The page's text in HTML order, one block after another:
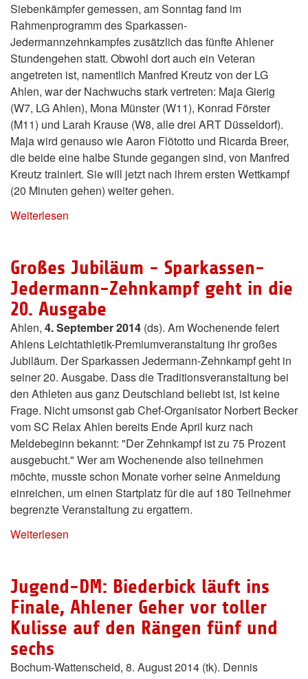
Siebenkämpfer gemessen, am Sonntag fand im
Rahmenprogramm des Sparkassen-
Jedermannzehnkampfes zusätzlich das fünfte Ahlener
Stundengehen statt. Obwohl dort auch ein Veteran
angetreten ist, namentlich Manfred Kreutz von der LG
Ahlen, war der Nachwuchs stark vertreten: Maja Gierig
(W7, LG Ahlen), Mona Münster (W11), Konrad Förster
(M11) und Larah Krause (W8, alle drei ART Düsseldorf).
Maja wird genauso wie Aaron Flötotto und Ricarda Breer,
die beide eine halbe Stunde gegangen sind, von Manfred
Kreutz trainiert. Sie will jetzt nach ihrem ersten Wettkampf
(20 Minuten gehen) weiter gehen.
Weiterlesen
Großes Jubiläum - Sparkassen-
Jedermann-Zehnkampf geht in die
20. Ausgabe
Ahlen, 4. September 2014 (ds). Am Wochenende feiert
Ahlens Leichtathletik-Premiumveranstaltung ihr großes
Jubiläum. Der Sparkassen Jedermann-Zehnkampf geht in
seiner 20. Ausgabe. Dass die Traditionsveranstaltung bei
den Athleten aus ganz Deutschland beliebt ist, ist keine
Frage. Nicht umsonst gab Chef-Organisator Norbert Becker
vom SC Relax Ahlen bereits Ende April kurz nach
Meldebeginn bekannt: "Der Zehnkampf ist zu 75 Prozent
ausgebucht." Wer am Wochenende also teilnehmen
möchte, musste schon Monate vorher seine Anmeldung
einreichen, um einen Startplatz für die auf 180 Teilnehmer
begrenzte Veranstaltung zu ergattern.
Weiterlesen
Jugend-DM: Biederbick läuft ins
Finale, Ahlener Geher vor toller
Kulisse auf den Rängen fünf und
sechs
Bochum-Wattenscheid, 8. August 2014 (tk). Dennis